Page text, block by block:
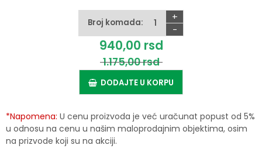
Broj komada:
+
-
940,00 rsd
1.175,00rsd
DODAJTE U KORPU
*Napomena: U cenu proizvoda je već uračunat popust od 5%
u odnosu na cenu u našim maloprodajnim objektima, osim
na prizvode koji su na akciji.